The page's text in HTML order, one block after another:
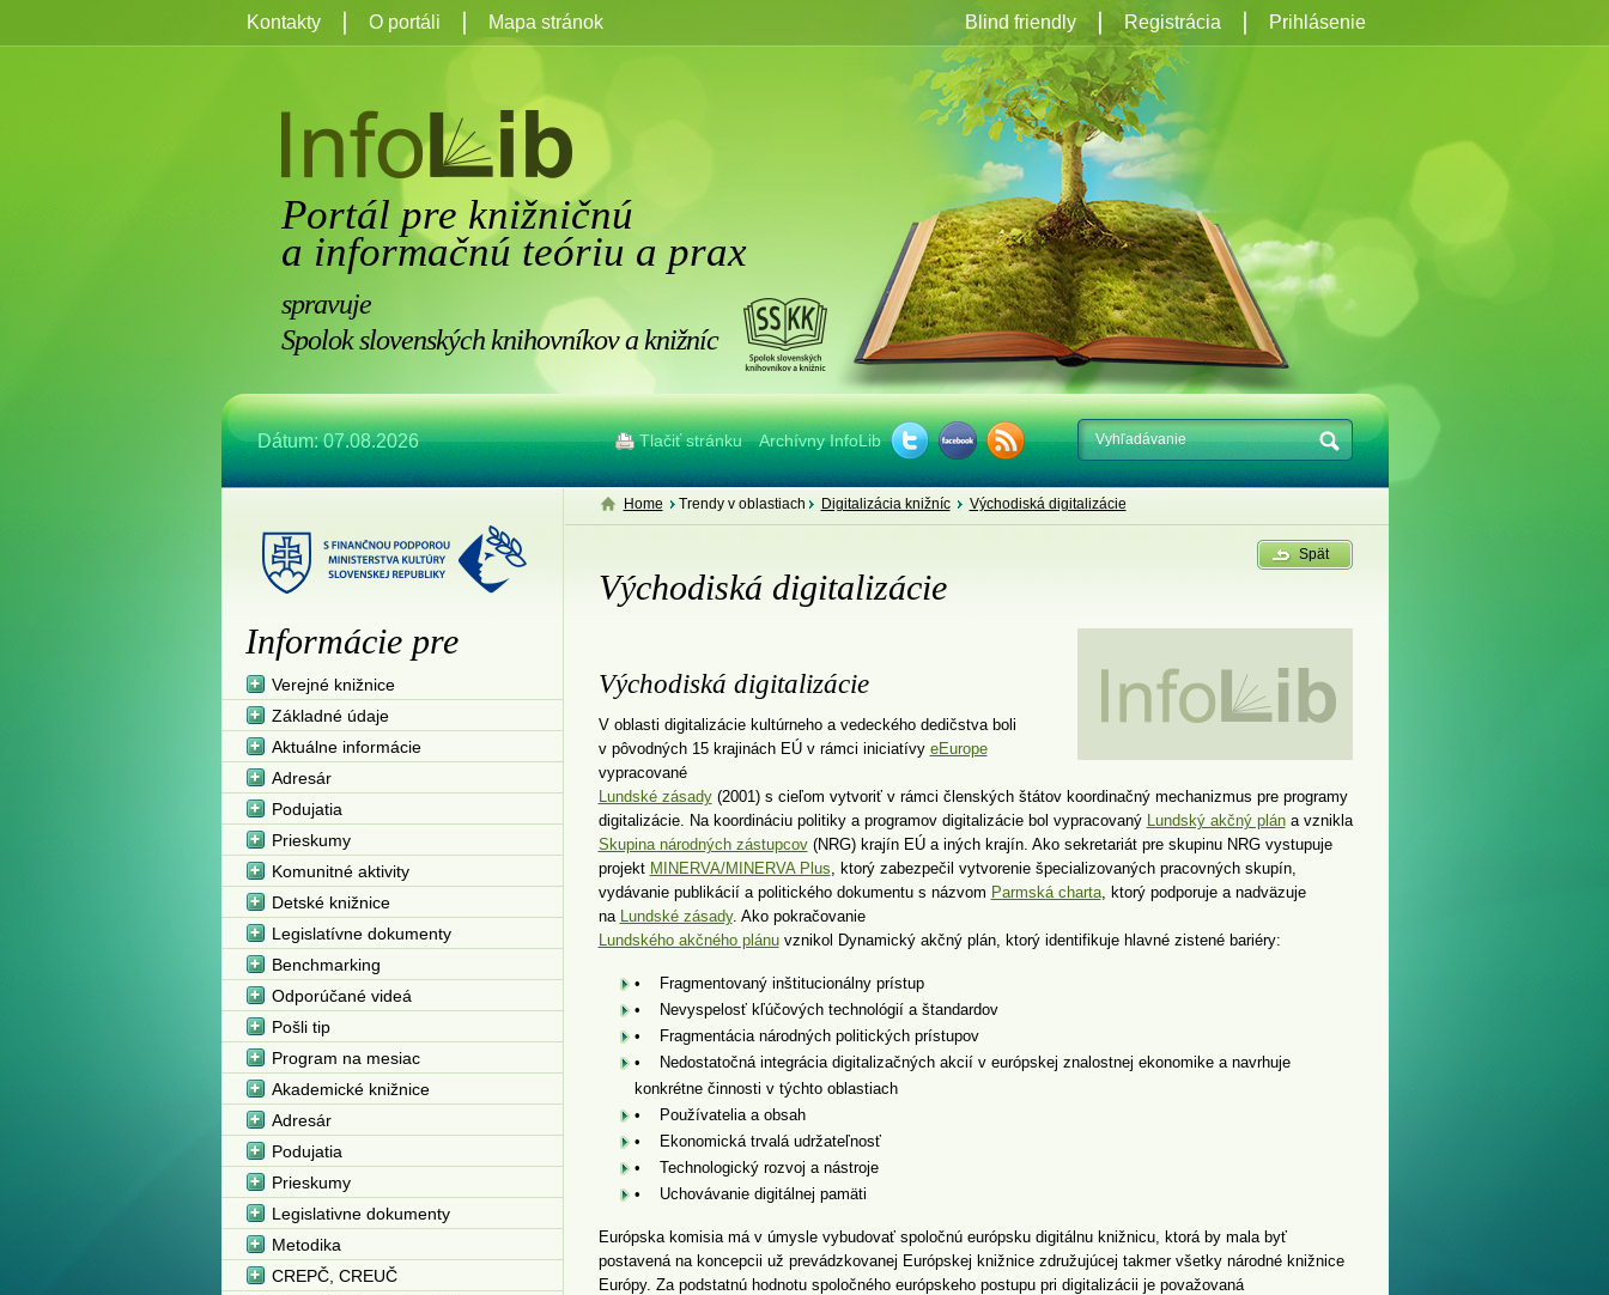
Portál pre knižničnú
a informačnú teóriu a prax
spravuje
Spolok slovenských knihovníkov a knižníc
Dátum: 07.08.2026 Tlačiť stránku Archívny InfoLib
Kontakty O portáli Mapa stránok Registrácia Prihlásenie
Blind friendly
Home Trendy v oblastiach Digitalizácia knižníc Východiská digitalizácie
Spät
Východiská digitalizácie
Východiská digitalizácie
V oblasti digitalizácie kultúrneho a vedeckého dedičstva boli
v pôvodných 15 krajinách EÚ v rámci iniciatívy eEurope
vypracované
Lundské zásady(2001) s cieľom vytvoriť v rámci členských štátov koordinačný mechanizmus pre programy
digitalizácie. Na koordináciu politiky a programov digitalizácie bol vypracovaný Lundský akčný plána vznikla
Skupina národných zástupcov(NRG) krajín EÚ a iných krajín. Ako sekretariát pre skupinu NRG vystupuje
projekt MINERVA/MINERVA Plus, ktorý zabezpečil vytvorenie špecializovaných pracovných skupín,
vydávanie publikácií a politického dokumentu s názvom Parmská charta, ktorý podporuje a nadväzuje
na Lundské zásady. Ako pokračovanie
Lundského akčného plánuvznikol Dynamický akčný plán, ktorý identifikuje hlavné zistené bariéry:
• Fragmentovaný inštitucionálny prístup
• Nevyspelosť kľúčových technológií a štandardov
• Fragmentácia národných politických prístupov
• Nedostatočná integrácia digitalizačných akcií v európskej znalostnej ekonomike a navrhuje
konkrétne činnosti v týchto oblastiach
• Používatelia a obsah
• Ekonomická trvalá udržateľnosť
• Technologický rozvoj a nástroje
• Uchovávanie digitálnej pamäti
Európska komisia má v úmysle vybudovať spoločnú európsku digitálnu knižnicu, ktorá by mala byť
postavená na koncepcii už prevádzkovanej Európskej knižnice združujúcej takmer všetky národné knižnice
Európy. Za podstatnú hodnotu spoločného európskeho postupu pri digitalizácii je považovaná
Informácie pre
Verejné knižnice
Základné údaje
Aktuálne informácie
Adresár
Podujatia
Prieskumy
Komunitné aktivity
Detské knižnice
Legislatívne dokumenty
Benchmarking
Odporúčané videá
Pošli tip
Program na mesiac
Akademické knižnice
Adresár
Podujatia
Prieskumy
Legislativne dokumenty
Metodika
CREPČ, CREUČ